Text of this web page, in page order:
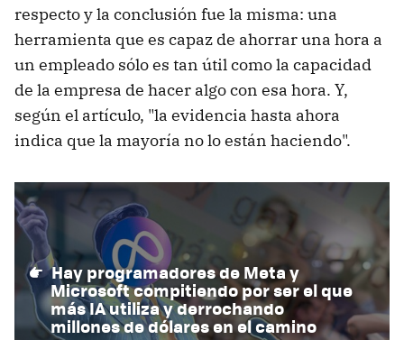
respecto y la conclusión fue la misma: una
herramienta que es capaz de ahorrar una hora a
un empleado sólo es tan útil como la capacidad
de la empresa de hacer algo con esa hora. Y,
según el artículo, "la evidencia hasta ahora
indica que la mayoría no lo están haciendo".
Hay programadores de Meta y
Microsoft compitiendo por ser el que
más IA utiliza y derrochando
millones de dólares en el camino